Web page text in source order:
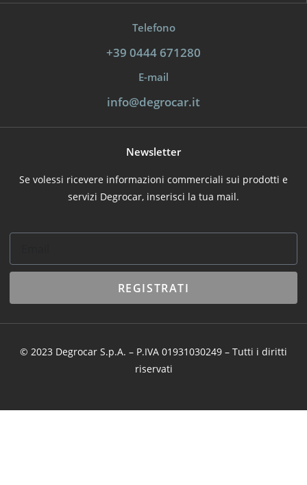
Telefono
+39 0444 671280
E-mail
info@degrocar.it
Newsletter
Se volessi ricevere informazioni commerciali sui prodotti e
servizi Degrocar, inserisci la tua mail.
REGISTRATI
© 2023 Degrocar S.p.A. – P.IVA 01931030249 – Tutti i diritti
riservati